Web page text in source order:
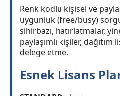
Renk kodlu kişisel ve
uygunluk (free/busy)
sihirbazı, hatırlatmalar,
paylaşımlı kişiler,
delege etme.
Esnek Lisans